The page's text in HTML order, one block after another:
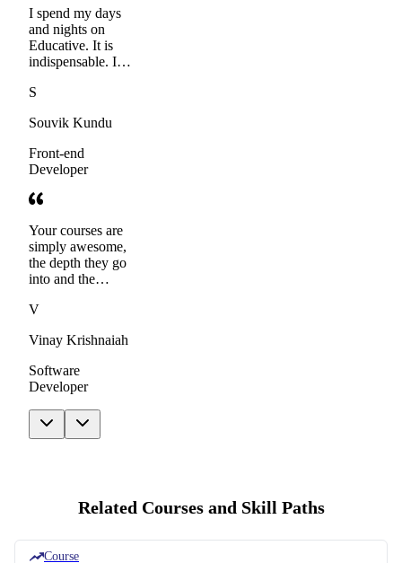
I spend my days
and nights on
Educative. It is
indispensable. It is
reader-friendly
S
Souvik Kundu
Front-end
Developer
Your courses are
simply awesome,
the depth they go
into and the
coverage is so
have to refer to 10
looking for
interview topics
and content.
V
Vinay Krishnaiah
Software
Developer
Related Courses and Skill Paths
Course